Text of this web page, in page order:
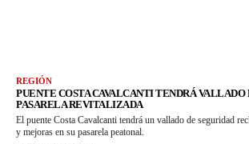
REGIÓN
PUENTE COSTA CAVALCANTI TENDRÁ VALLADO
PASARELA REVITALIZADA
El puente Costa Cavalcanti tendrá un vallado de seguridad
y mejoras en su pasarela peatonal.